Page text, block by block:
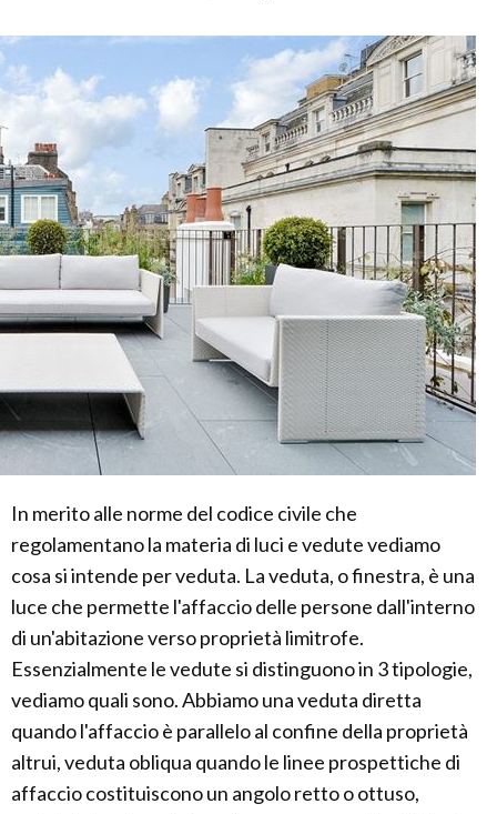
In merito alle norme del codice civile che
regolamentano la materia di luci e vedute vediamo
cosa si intende per veduta. La veduta, o finestra, è una
luce che permette l'affaccio delle persone dall'interno
di un'abitazione verso proprietà limitrofe.
Essenzialmente le vedute si distinguono in 3 tipologie,
vediamo quali sono. Abbiamo una veduta diretta
quando l'affaccio è parallelo al confine della proprietà
altrui, veduta obliqua quando le linee prospettiche di
affaccio costituiscono un angolo retto o ottuso,